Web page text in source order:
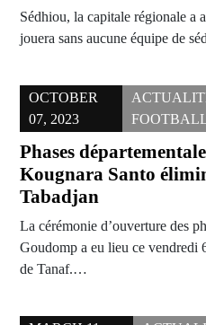
Sédhiou, la capitale régionale a
jouera sans aucune équipe de
OCTOBER
07, 2023
Phases
Kougnara Santo
Tabadjan
La cérémonie d’ouverture des
Goudomp a eu lieu ce vendredi
de Tanaf.…